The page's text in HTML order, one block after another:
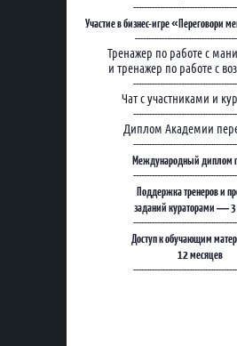
Участие в бизнес-игре «Переговори
Тренажер по работе с
и тренажер по работе с
Чат с участниками и
Диплом Академии
Международный диплом
Поддержка тренеров и
заданий кураторами —
Доступ к обучающим
12 месяцев